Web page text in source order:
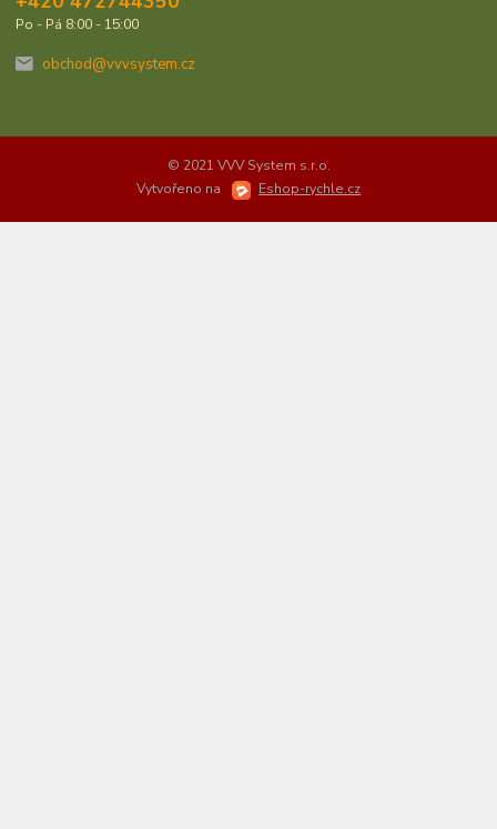
Po - Pá 8:00 - 15:00
obchod@vvvsystem.cz
© 2021 VVV System s.r.o.
Vytvořeno na
Eshop-rychle.cz